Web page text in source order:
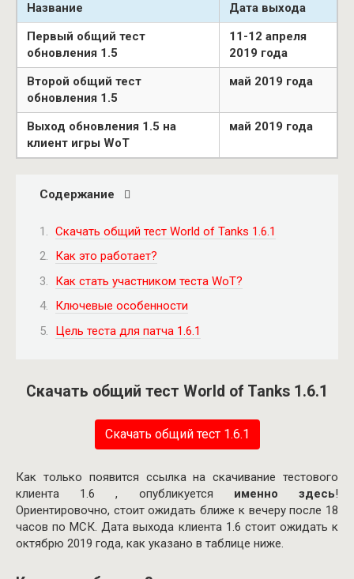
Название
Дата выхода
Первый общий тест
обновления 1.5
11-12 апреля
2019 года
Второй общий тест
обновления 1.5
май 2019 года
Выход обновления 1.5 на
клиент игры WoT
май 2019 года
Содержание
Скачать общий тест World of Tanks 1.6.1
Как это работает?
Как стать участником теста WoT?
Ключевые особенности
Цель теста для патча 1.6.1
Скачать общий тест World of Tanks 1.6.1
Скачать общий тест 1.6.1
Как только появится ссылка на скачивание тестового
клиента 1.6 , опубликуется именно здесь!
Ориентировочно, стоит ожидать ближе к вечеру после 18
часов по МСК. Дата выхода клиента 1.6 стоит ожидать к
октябрю 2019 года, как указано в таблице ниже.